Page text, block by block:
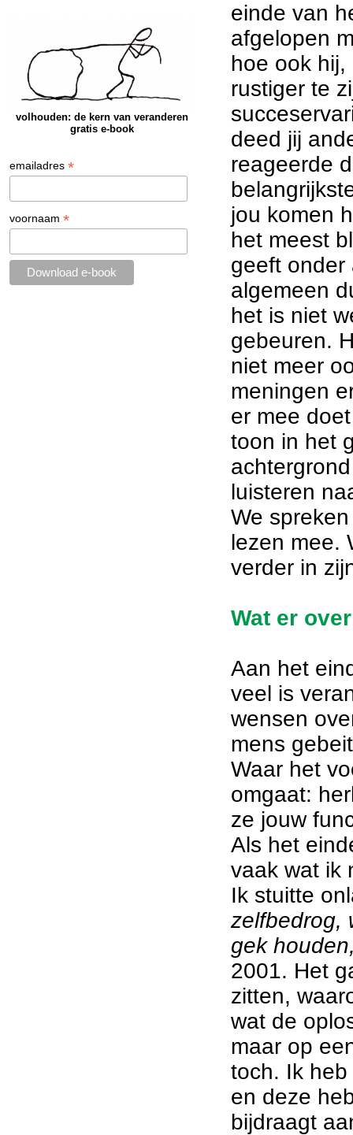
volhouden: de kern van veranderen
gratis e-book
emailadres*
voornaam*
einde van
afgelopen
hoe ook
rustiger te
deed jij
reageerde
jou komen
het meest
geeft onder
algemeen
het is niet
gebeuren.
niet meer
meningen
er mee
toon in het
luisteren
We
lezen mee.
verder in
Wat er
Aan het
veel is
wensen
mens
Waar het
omgaat:
ze jouw
Als het
vaak wat ik
Ik stuitte
zelfbedrog,
gek
2001. Het
zitten,
wat de
maar op
toch. Ik
en deze
bijdraagt